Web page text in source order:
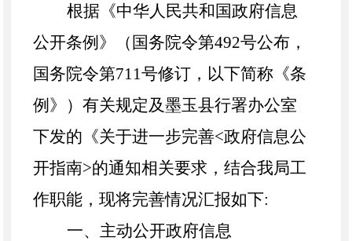
根据《中华人民共和国政府信息
公开条例》（国务院令第492号公布，
国务院令第711号修订，以下简称《条
例》）有关规定及墨玉县行署办公室
下发的《关于进一步完善<政府信息公
开指南>的通知相关要求，结合我局工
作职能，现将完善情况汇报如下:
一、主动公开政府信息